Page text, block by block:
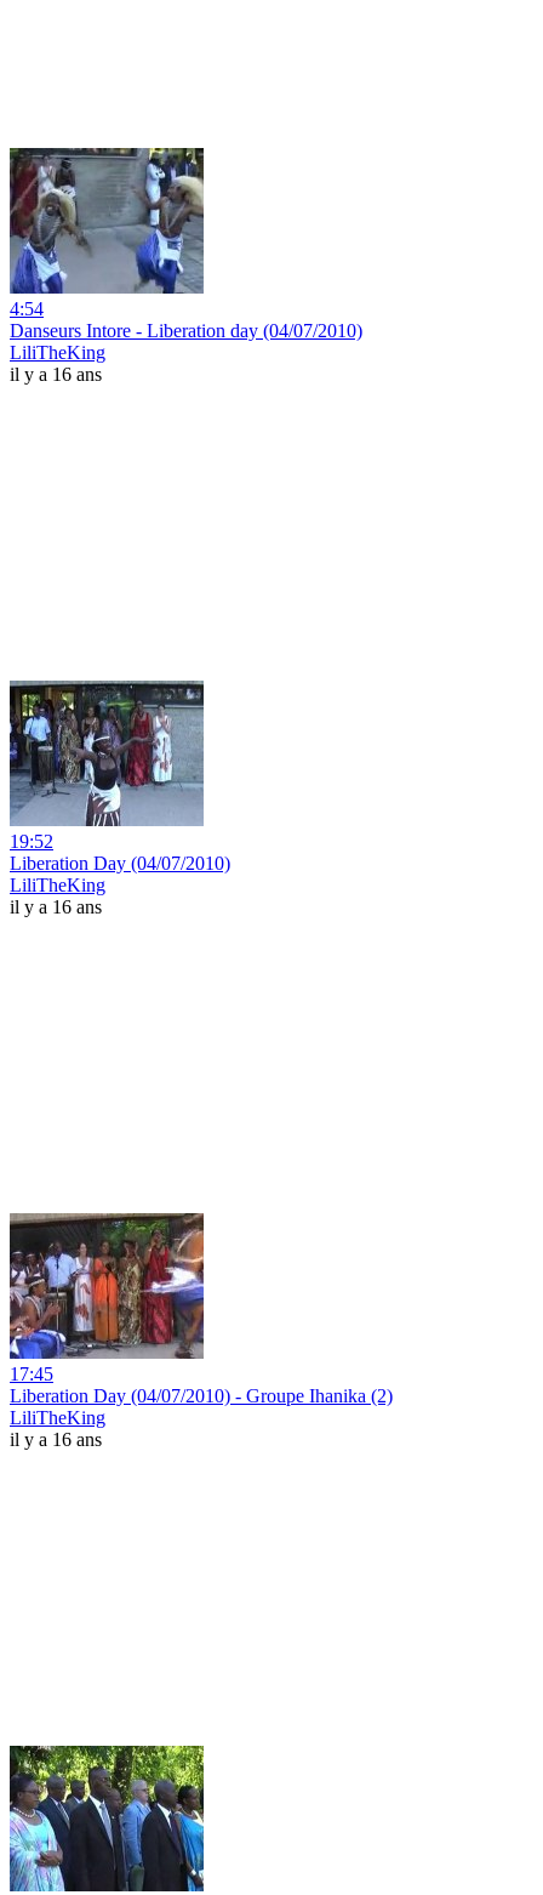
4:54
Danseurs Intore - Liberation day (04/07/2010)
LiliTheKing
il y a 16 ans
19:52
Liberation Day (04/07/2010)
LiliTheKing
il y a 16 ans
17:45
Liberation Day (04/07/2010) - Groupe Ihanika (2)
LiliTheKing
il y a 16 ans